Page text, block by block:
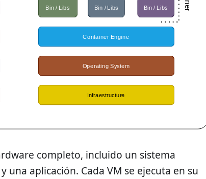
completo, incluido un sistema
aplicación. Cada VM se ejecuta en su